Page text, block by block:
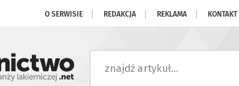
O SERWISIE REDAKCJA REKLAMA KONTAKT